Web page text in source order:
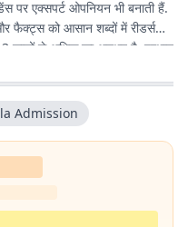
पर एक्सपर्ट ओपनियन भी बनाती हैं.
फैक्ट्स को आसान शब्दों में रीडर्स
3 सालों से अधिक का अनुभव है. प्रभात
न्यूज़ हाट में भी काम कर चुकी हैं.
Admission